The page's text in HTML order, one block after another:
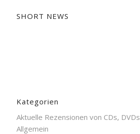
SHORT NEWS
Kategorien
Aktuelle Rezensionen von CDs,
Allgemein